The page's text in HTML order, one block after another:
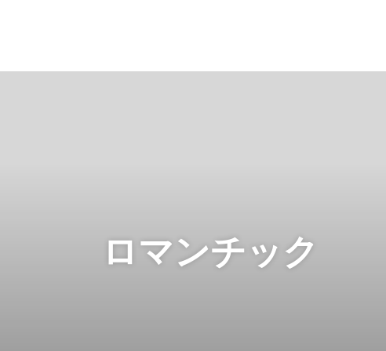
ロマンチック